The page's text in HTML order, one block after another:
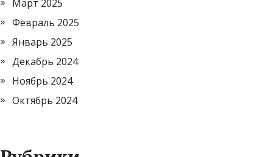
Март 2025
Февраль 2025
Январь 2025
Декабрь 2024
Ноябрь 2024
Октябрь 2024